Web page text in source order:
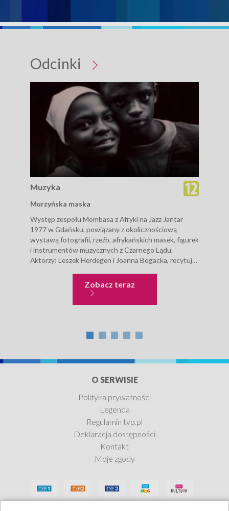
Odcinki
Muzyka
Murzyńska maska
Występ zespołu Mombasa z Afryki na Jazz Jantar
1977 w Gdańsku, powiązany z okolicznościową
wystawą fotografii, rzeźb, afrykańskich masek, figurek
i instrumentów muzycznych z Czarnego Lądu.
Aktorzy: Leszek Herdegen i Joanna Bogacka, recytują
Zobacz terazMuzyka
O SERWISIE
Polityka prywatności
Legenda
Regulamin tvp.pl
Deklaracja dostępności
Kontakt
Moje zgody